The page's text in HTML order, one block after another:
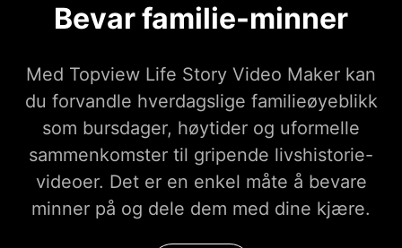
Bevar familie-minner
Med Topview Life Story Video Maker kan
du forvandle hverdagslige familieøyeblikk
som bursdager, høytider og uformelle
sammenkomster til gripende livshistorie-
videoer. Det er en enkel måte å bevare
minner på og dele dem med dine kjære.